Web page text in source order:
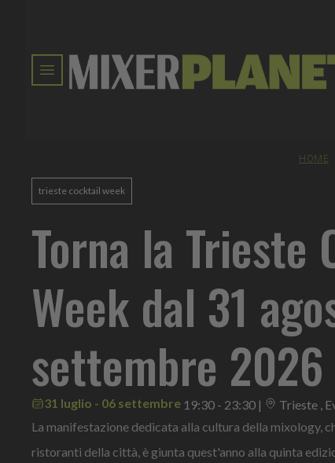
HOME
trieste cocktail week
Torna la Trieste
Week dal 31
settembre 2026
31 luglio - 06 settembre 19:30 - 23:30 |
Trieste ,
La manifestazione dedicata alla cultura della mixology,
ristoranti della città, è giunta quest'anno alla quinta